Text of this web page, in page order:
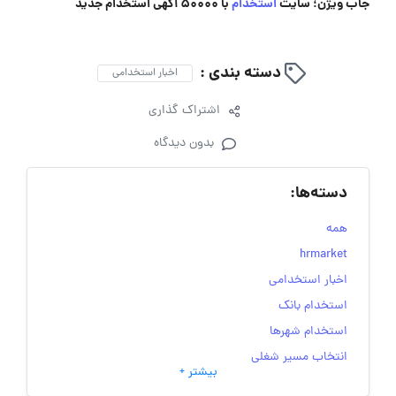
جاب ویژن؛ سایتاستخدامبا 50000 آگهی استخدام جدید
دسته بندی : اخبار استخدامی
اشتراک گذاری
بدون دیدگاه
دسته‌ها:
همه
hrmarket
اخبار استخدامی
استخدام بانک
استخدام شهرها
انتخاب مسیر شغلی
به‌روزرسانی‌های سایت (کارجویی)
بیشتر +